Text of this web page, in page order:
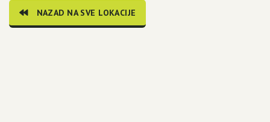
NAZAD NA SVE LOKACIJE